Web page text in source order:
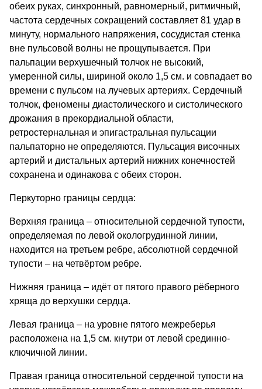
обеих руках, синхронный, равномерный, ритмичный,
частота сердечных сокращений составляет 81 удар в
минуту, нормального напряжения, сосудистая стенка
вне пульсовой волны не прощупывается. При
пальпации верхушечный толчок не высокий,
умеренной силы, шириной около 1,5 см. и совпадает во
времени с пульсом на лучевых артериях. Сердечный
толчок, феномены диастолического и систолического
дрожания в прекордиальной области,
ретростернальная и эпигастральная пульсации
пальпаторно не определяются. Пульсация височных
артерий и дистальных артерий нижних конечностей
сохранена и одинакова с обеих сторон.
Перкуторно границы сердца:
Верхняя граница – относительной сердечной тупости,
определяемая по левой окологрудинной линии,
находится на третьем ребре, абсолютной сердечной
тупости – на четвёртом ребре.
Нижняя граница – идёт от пятого правого рёберного
хряща до верхушки сердца.
Левая граница – на уровне пятого межреберья
расположена на 1,5 см. кнутри от левой срединно-
ключичной линии.
Правая граница относительной сердечной тупости на